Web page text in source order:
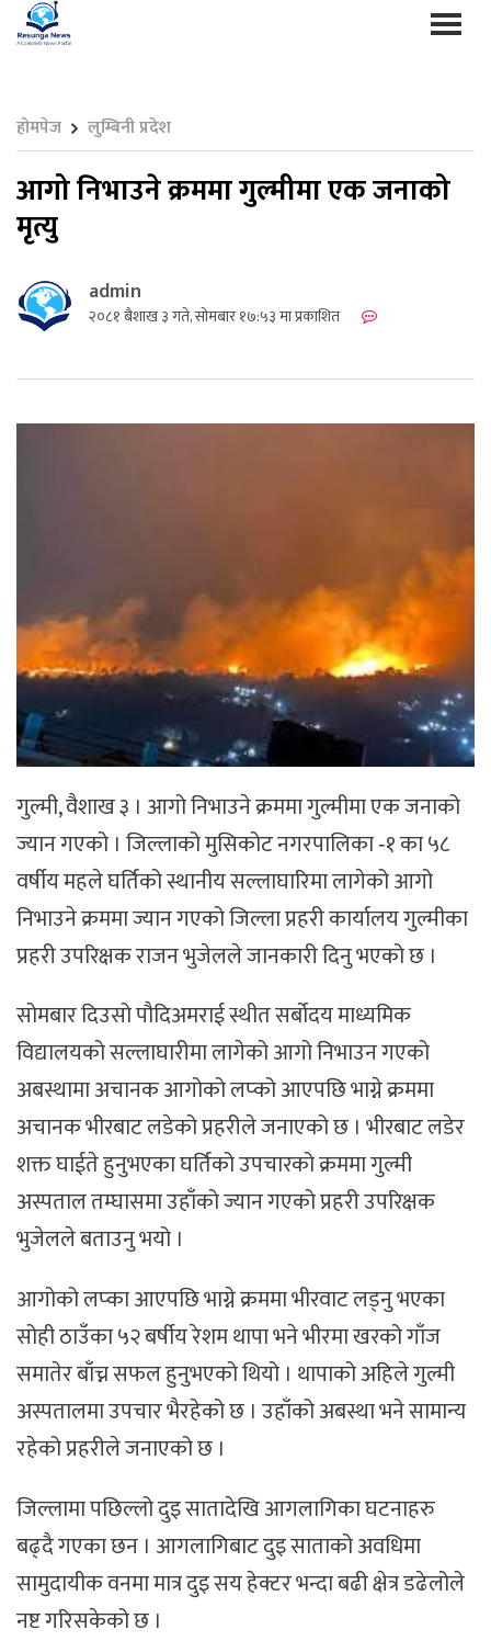
होमपेज लुम्बिनी प्रदेश
आगो निभाउने क्रममा गुल्मीमा एक जनाको
मृत्यु
admin
२०८१ बैशाख ३ गते, सोमबार १७:५३ मा प्रकाशित
गुल्मी, वैशाख ३ । आगो निभाउने क्रममा गुल्मीमा एक जनाको
ज्यान गएको । जिल्लाको मुसिकोट नगरपालिका ‐१ का ५८
वर्षीय महले घर्तिको स्थानीय सल्लाघारिमा लागेको आगो
निभाउने क्रममा ज्यान गएको जिल्ला प्रहरी कार्यालय गुल्मीका
प्रहरी उपरिक्षक राजन भुजेलले जानकारी दिनु भएको छ ।
सोमबार दिउसो पौदिअमराई स्थीत सर्बोदय माध्यमिक
विद्यालयको सल्लाघारीमा लागेको आगो निभाउन गएको
अबस्थामा अचानक आगोको लप्को आएपछि भाग्ने क्रममा
अचानक भीरबाट लडेको प्रहरीले जनाएको छ । भीरबाट लडेर
शक्त घाईते हुनुभएका घर्तिको उपचारको क्रममा गुल्मी
अस्पताल तम्घासमा उहाँको ज्यान गएको प्रहरी उपरिक्षक
भुजेलले बताउनु भयो ।
आगोको लप्का आएपछि भाग्ने क्रममा भीरवाट लड्नु भएका
सोही ठाउँका ५२ बर्षीय रेशम थापा भने भीरमा खरको गाँज
समातेर बाँच्न सफल हुनुभएको थियो । थापाको अहिले गुल्मी
अस्पतालमा उपचार भैरहेको छ । उहाँको अबस्था भने सामान्य
रहेको प्रहरीले जनाएको छ ।
जिल्लामा पछिल्लो दुइ सातादेखि आगलागिका घटनाहरु
बढ्दै गएका छन । आगलागिबाट दुइ साताको अवधिमा
सामुदायीक वनमा मात्र दुइ सय हेक्टर भन्दा बढी क्षेत्र डढेलोले
नष्ट गरिसकेको छ ।